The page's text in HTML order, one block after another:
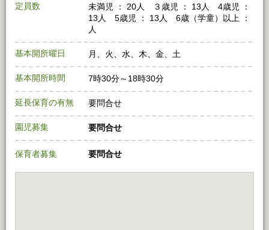
定員数
未満児 ： 20人 ３歳児 ： 13人 4歳児 ：
13人 5歳児 ： 13人 6歳（学童）以上 ：
人
基本開所曜日 月、火、水、木、金、土
基本開所時間 7時30分～18時30分
延長保育の有無 要問合せ
園児募集 要問合せ
保育者募集 要問合せ